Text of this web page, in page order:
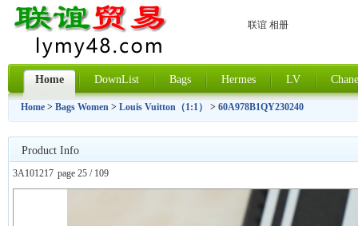
联谊 相册
Home DownList Bags Hermes LV
Home > Bags Women > Louis Vuitton（1:1） > 60A978B1QY230240
Product Info
3A101217 page 25 / 109